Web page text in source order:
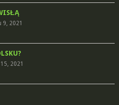
9, 2021
15, 2021